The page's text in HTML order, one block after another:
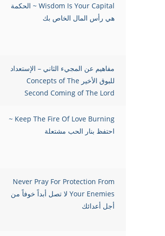
Wisdom Is Your Capital ~ الحكمة
هي رأس المال الخاص بك
مفاهيم عن المجيء الثاني – الإستعداد
للبوق الأخير Concepts of The
Second Coming of The Lord
Keep The Fire Of Love Burning ~
احتفظ بنار الحب مشتعلة
Never Pray For Protection From
Your Enemies لا تصل أبداً خوفاً من
أجل أعدائك